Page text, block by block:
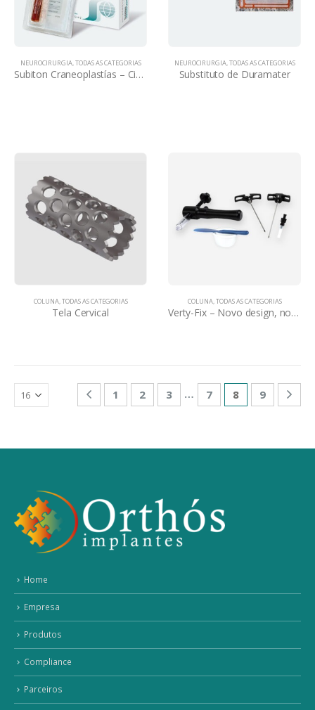
NEUROCIRURGIA,TODAS AS CATEGORIAS
Subiton Craneoplastías – Cimento cirúrgico para cranioplastia
NEUROCIRURGIA,TODAS AS CATEGORIAS
Substituto de Duramater
COLUNA,TODAS AS CATEGORIAS
Tela Cervical
COLUNA,TODAS AS CATEGORIAS
Verty-Fix – Novo design, nova configuração
1 2 3 … 7 8 9
Home
Empresa
Produtos
Compliance
Parceiros